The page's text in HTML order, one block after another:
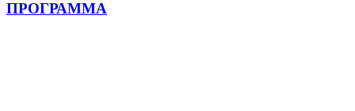
ΠΡΟΓΡΑΜΜΑ